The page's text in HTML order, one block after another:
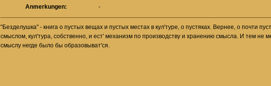
Anmerkungen:
-
"Безделушка" - книга о пустых вещах и пустых местах в кул'туре, о пустяках. Вернее, о почти
смыслом, кул'тура, собственно, и ест' механизм по производству и хранению смысла. И тем не
смыслу негде было бы образовыват'ся.